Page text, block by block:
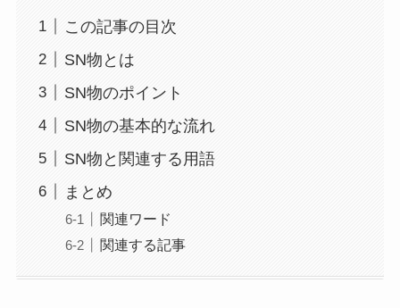
この記事の目次
SN物とは
SN物のポイント
SN物の基本的な流れ
SN物と関連する用語
まとめ
関連ワード
関連する記事